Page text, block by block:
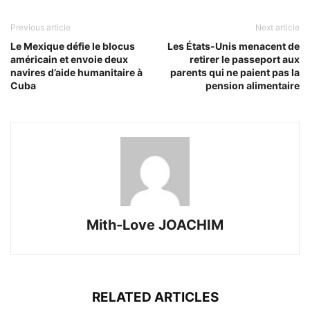
Previous article
Le Mexique défie le blocus
américain et envoie deux
navires d’aide humanitaire à
Cuba
Next article
Les États-Unis menacent de
retirer le passeport aux
parents qui ne paient pas la
pension alimentaire
Mith-Love JOACHIM
RELATED ARTICLES